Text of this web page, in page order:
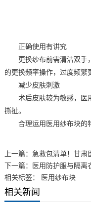
正确使用有讲究
更换纱布前需清洁双手，
的更换频率操作，过度频繁
减少皮肤刺激
术后皮肤较为敏感，医用
撕扯。
合理运用医用纱布块的特
上一篇： 急救包清单！甘肃
下一篇：
医用防护服与隔离
相关标签： 医用纱布块
相关新闻